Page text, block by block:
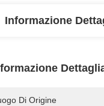
Informazione
Di Origine